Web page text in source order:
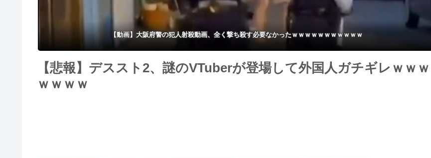
【動画】大阪府警の犯人射殺動画、全く撃ち殺す必要なかったｗｗｗｗｗｗｗｗｗｗｗ
【悲報】デススト2、謎のVTuberが登場して外国人ガチギレｗｗｗ
ｗｗｗｗ